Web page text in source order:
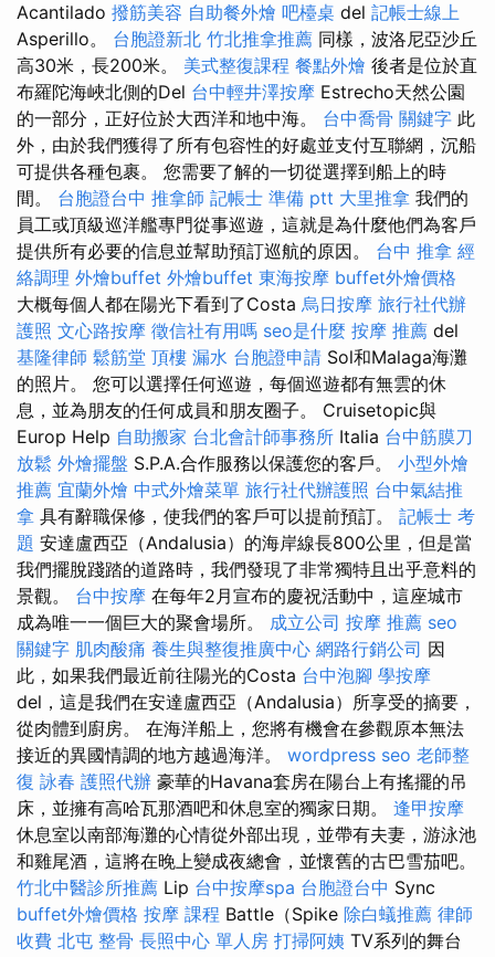
Acantilado 撥筋美容 自助餐外燴 吧檯桌 del 記帳士線上
Asperillo。 台胞證新北 竹北推拿推薦 同樣，波洛尼亞沙丘
高30米，長200米。 美式整復課程 餐點外燴 後者是位於直
布羅陀海峽北側的Del 台中輕井澤按摩 Estrecho天然公園
的一部分，正好位於大西洋和地中海。 台中喬骨 關鍵字 此
外，由於我們獲得了所有包容性的好處並支付互聯網，沉船
可提供各種包裹。 您需要了解的一切從選擇到船上的時
間。 台胞證台中 推拿師 記帳士 準備 ptt 大里推拿 我們的
員工或頂級巡洋艦專門從事巡遊，這就是為什麼他們為客戶
提供所有必要的信息並幫助預訂巡航的原因。 台中 推拿 經
絡調理 外燴buffet 外燴buffet 東海按摩 buffet外燴價格
大概每個人都在陽光下看到了Costa 烏日按摩 旅行社代辦
護照 文心路按摩 徵信社有用嗎 seo是什麼 按摩 推薦 del
基隆律師 鬆筋堂 頂樓 漏水 台胞證申請 Sol和Malaga海灘
的照片。 您可以選擇任何巡遊，每個巡遊都有無雲的休
息，並為朋友的任何成員和朋友圈子。 Cruisetopic與
Europ Help 自助搬家 台北會計師事務所 Italia 台中筋膜刀
放鬆 外燴擺盤 S.P.A.合作服務以保護您的客戶。 小型外燴
推薦 宜蘭外燴 中式外燴菜單 旅行社代辦護照 台中氣結推
拿 具有辭職保修，使我們的客戶可以提前預訂。 記帳士 考
題 安達盧西亞（Andalusia）的海岸線長800公里，但是當
我們擺脫踐踏的道路時，我們發現了非常獨特且出乎意料的
景觀。 台中按摩 在每年2月宣布的慶祝活動中，這座城市
成為唯一一個巨大的聚會場所。 成立公司 按摩 推薦 seo
關鍵字 肌肉酸痛 養生與整復推廣中心 網路行銷公司 因
此，如果我們最近前往陽光的Costa 台中泡腳 學按摩
del，這是我們在安達盧西亞（Andalusia）所享受的摘要，
從肉體到廚房。 在海洋船上，您將有機會在參觀原本無法
接近的異國情調的地方越過海洋。 wordpress seo 老師整
復 詠春 護照代辦 豪華的Havana套房在陽台上有搖擺的吊
床，並擁有高哈瓦那酒吧和休息室的獨家日期。 逢甲按摩
休息室以南部海灘的心情從外部出現，並帶有夫妻，游泳池
和雞尾酒，這將在晚上變成夜總會，並懷舊的古巴雪茄吧。
竹北中醫診所推薦 Lip 台中按摩spa 台胞證台中 Sync
buffet外燴價格 按摩 課程 Battle（Spike 除白蟻推薦 律師
收費 北屯 整骨 長照中心 單人房 打掃阿姨 TV系列的舞台